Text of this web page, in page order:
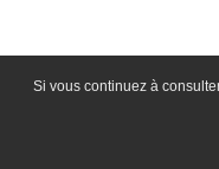
Si vous continuez à